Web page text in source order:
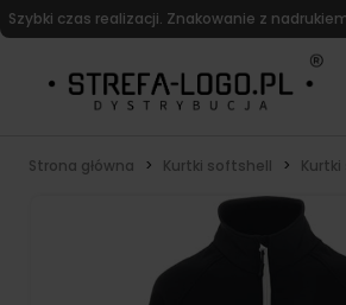
Szybki czas realizacji. Znakowanie z
Strona główna Kurtki softshell